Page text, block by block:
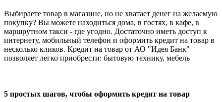
Выбираете товар в магазине, но не хватает денег на желаемую
покупку? Вы можете находиться дома, в гостях, в кафе, в
маршрутном такси - где угодно. Достаточно иметь доступ к
интернету, мобильный телефон и оформить кредит на товар в
несколько кликов. Кредит на товар от АО "Идея Банк"
позволяет легко приобрести: бытовую технику, мебель
5 простых шагов, чтобы оформить кредит на товар